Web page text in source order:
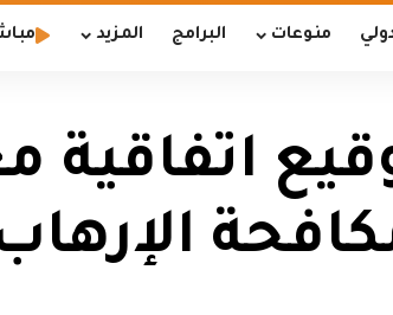
منوعات البرامج المزيد
اتفاقية